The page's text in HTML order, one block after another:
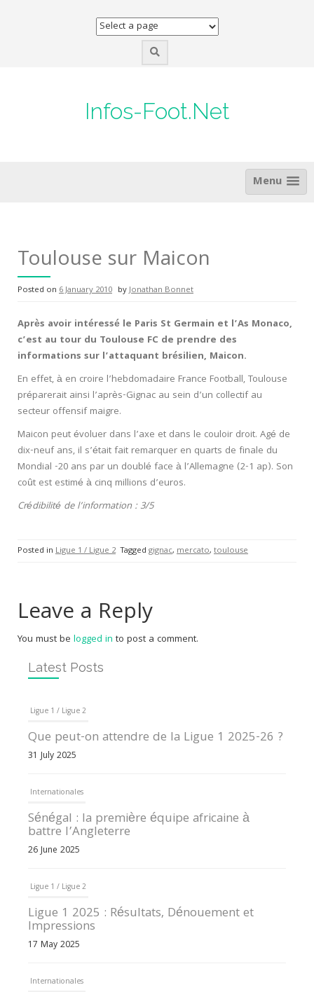
Infos-Foot.Net
Menu
Toulouse sur Maicon
Posted on 6 January 2010 byJonathan Bonnet
Après avoir intéressé le Paris St Germain et l’As Monaco,
c’est au tour du Toulouse FC de prendre des
informations sur l’attaquant brésilien, Maicon.
En effet, à en croire l’hebdomadaire France Football, Toulouse
préparerait ainsi l’après-Gignac au sein d’un collectif au
secteur offensif maigre.
Maicon peut évoluer dans l’axe et dans le couloir droit. Agé de
dix-neuf ans, il s’était fait remarquer en quarts de finale du
Mondial -20 ans par un doublé face à l’Allemagne (2-1 ap). Son
coût est estimé à cinq millions d’euros.
Crédibilité de l’information : 3/5
Posted in Ligue 1 / Ligue 2 Tagged gignac, mercato, toulouse
Leave a Reply
You must be logged in to post a comment.
Latest Posts
Ligue 1 / Ligue 2
Que peut-on attendre de la Ligue 1 2025-26 ?
31 July 2025
Internationales
Sénégal : la première équipe africaine à
battre l’Angleterre
26 June 2025
Ligue 1 / Ligue 2
Ligue 1 2025 : Résultats, Dénouement et
Impressions
17 May 2025
Internationales